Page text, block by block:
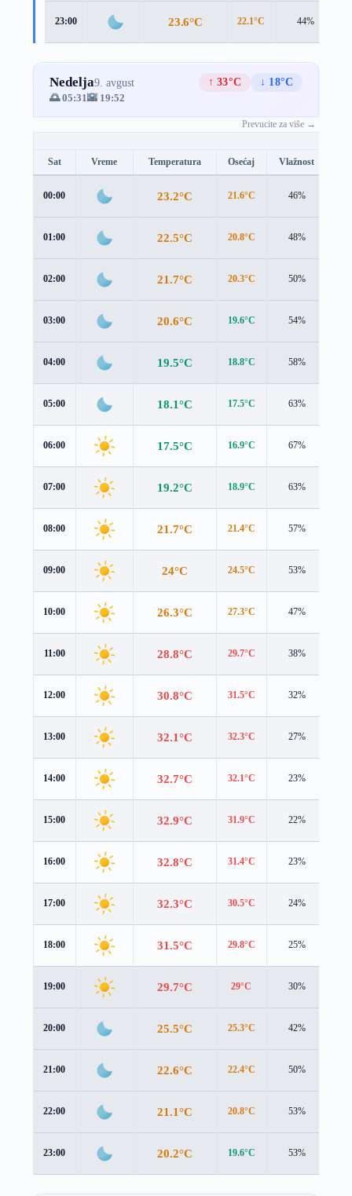
23:00 23.6°C 22.1°C 44%
Nedelja9. avgust ↑ 33°C
↓ 18°C
🌅 05:31🌇 19:52
Prevucite za više →
Sat Vreme Temperatura Osećaj Vlažnost
00:00 23.2°C 21.6°C 46%
01:00 22.5°C 20.8°C 48%
02:00 21.7°C 20.3°C 50%
03:00 20.6°C 19.6°C 54%
04:00 19.5°C 18.8°C 58%
05:00 18.1°C 17.5°C 63%
06:00 17.5°C 16.9°C 67%
07:00 19.2°C 18.9°C 63%
08:00 21.7°C 21.4°C 57%
09:00 24°C 24.5°C 53%
10:00 26.3°C 27.3°C 47%
11:00 28.8°C 29.7°C 38%
12:00 30.8°C 31.5°C 32%
13:00 32.1°C 32.3°C 27%
14:00 32.7°C 32.1°C 23%
15:00 32.9°C 31.9°C 22%
16:00 32.8°C 31.4°C 23%
17:00 32.3°C 30.5°C 24%
18:00 31.5°C 29.8°C 25%
19:00 29.7°C 29°C 30%
20:00 25.5°C 25.3°C 42%
21:00 22.6°C 22.4°C 50%
22:00 21.1°C 20.8°C 53%
23:00 20.2°C 19.6°C 53%